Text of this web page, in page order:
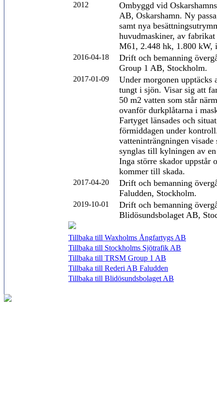
2012
Ombyggd vid
AB, Oskarshamn. Ny
samt nya
huvudmaskiner, av
M61, 2.448 hk, 1.800 kW,
2016-04-18
Drift och bemanning
Group 1 AB, Stockholm.
2017-01-09
Under morgonen upptäcks
tungt i sjön. Visar sig att
50 m2 vatten som står
ovanför durkplåtarna i
Fartyget länsades och
förmiddagen under
vatteninträngningen visade
synglas till kylningen av
Inga större skador uppstår
kommer till skada.
2017-04-20
Drift och bemanning
Faludden, Stockholm.
2019-10-01
Drift och bemanning
Blidösundsbolaget AB,
Tillbaka till Waxholms Ångfartygs AB
Tillbaka till Stockholms Sjötrafik AB
Tillbaka till TRSM Group 1 AB
Tillbaka till Rederi AB Faludden
Tillbaka till Blidösundsbolaget AB